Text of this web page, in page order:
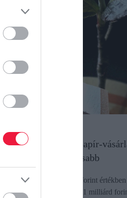
Stagnálnak az állampapír-
százalékos a legkapósabb
A múlt héten 62,2 milliárd forint
lakosság, ami minimálisan, 1 milliárd